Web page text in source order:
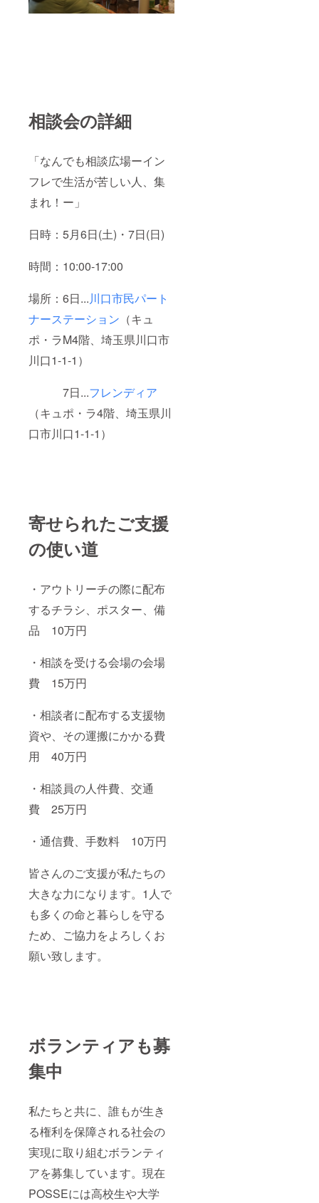
相談会の詳細
「なんでも相談広場ーイン
フレで生活が苦しい人、集
まれ！ー」
日時：5月6日(土)・7日(日)
時間：10:00-17:00
場所：6日...川口市民パート
ナーステーション （キュ
ポ・ラM4階、埼玉県川口市
川口1-1-1）
7日...フレンディア
（キュポ・ラ4階、埼玉県川
口市川口1-1-1）
寄せられたご支援
の使い道
・アウトリーチの際に配布
するチラシ、ポスター、備
品 10万円
・相談を受ける会場の会場
費 15万円
・相談者に配布する支援物
資や、その運搬にかかる費
用 40万円
・相談員の人件費、交通
費 25万円
・通信費、手数料 10万円
皆さんのご支援が私たちの
大きな力になります。1人で
も多くの命と暮らしを守る
ため、ご協力をよろしくお
願い致します。
ボランティアも募
集中
私たちと共に、誰もが生き
る権利を保障される社会の
実現に取り組むボランティ
アを募集しています。現在
POSSEには高校生や大学